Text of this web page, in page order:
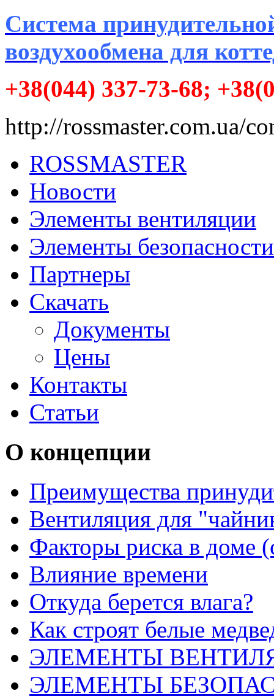
Система
воздухообмена для
+38(044) 337-73-68;
http://rossmaster.com.ua/
ROSSMASTER
Новости
Элементы вентиляции
Элементы безопасности
Партнеры
Скачать
Документы
Цены
Контакты
Статьи
О концепции
Преимущества
Вентиляция для
Факторы риска в доме
Влияние времени
Откуда берется влага?
Как строят белые
ЭЛЕМЕНТЫ
ЭЛЕМЕНТЫ